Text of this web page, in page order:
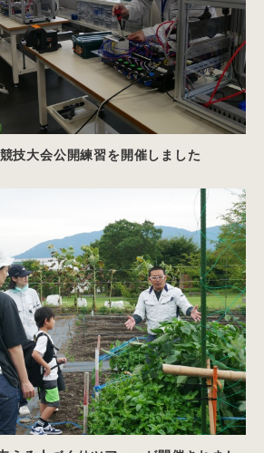
技大会公開練習を開催しました